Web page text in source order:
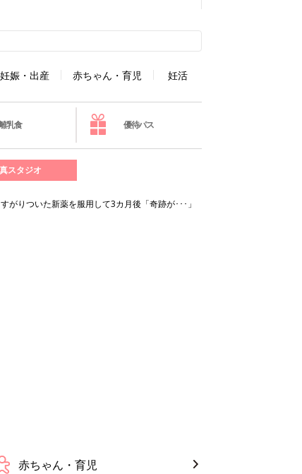
妊娠・出産 赤ちゃん・育児 妊活
乳食 優待パス
スタジオ
りついた新薬を服用して3カ月後「奇跡が･･･」
赤ちゃん・育児